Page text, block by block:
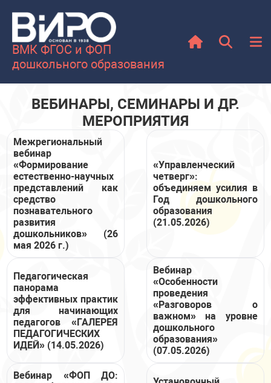
ВМК ФГОС и ФОП
дошкольного образования
ВЕБИНАРЫ, СЕМИНАРЫ И ДР.
МЕРОПРИЯТИЯ
Межрегиональный
вебинар
«Формирование
естественно-научных
представлений как
средство
познавательного
развития
дошкольников» (26
мая 2026 г.)
«Управленческий
четверг»:
объединяем усилия в
Год дошкольного
образования
(21.05.2026)
Педагогическая
панорама
эффективных практик
для начинающих
педагогов «ГАЛЕРЕЯ
ПЕДАГОГИЧЕСКИХ
ИДЕЙ» (14.05.2026)
Вебинар
«Особенности
проведения
«Разговоров о
важном» на уровне
дошкольного
образования»
(07.05.2026)
Вебинар «ФОП ДО: